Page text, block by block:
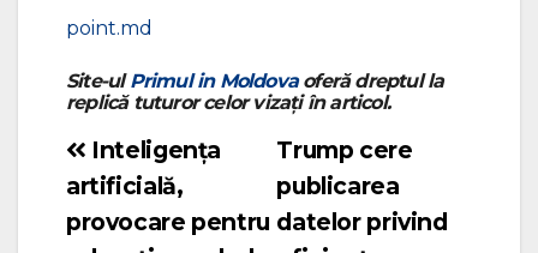
point.md
Site-ulPrimul in Moldovaoferă dreptul la
replică tuturor celor vizați în articol.
Navigare
în
articole
Trump cere
publicarea
datelor privind
Inteligența
artificială,
provocare pentru